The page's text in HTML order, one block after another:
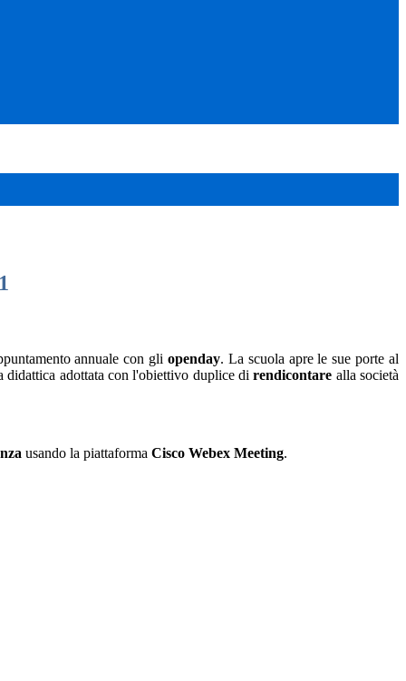
annuale con gli openday. La scuola apre le sue porte al
didattica adottata con l'obiettivo duplice direndicontare alla società
usando la piattaforma Cisco Webex Meeting.